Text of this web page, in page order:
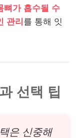
뼈가 흡수될 수
관리 를 통해 잇
선택 팁
은 신중해